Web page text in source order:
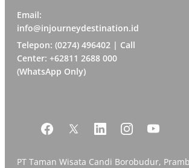
Email:
info@injourneydestination.id
Telepon: (0274) 496402 | Call
Center: +62811 2688 000
(WhatsApp Only)
PT Taman Wisata Candi Borobudur,